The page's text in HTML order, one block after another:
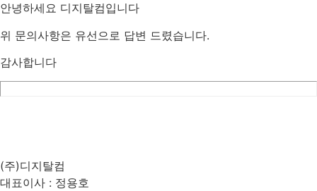
안녕하세요 디지탈컴입니다
위 문의사항은 유선으로 답변 드렸습니다.
감사합니다
(주)디지탈컴
대표이사 : 정용호